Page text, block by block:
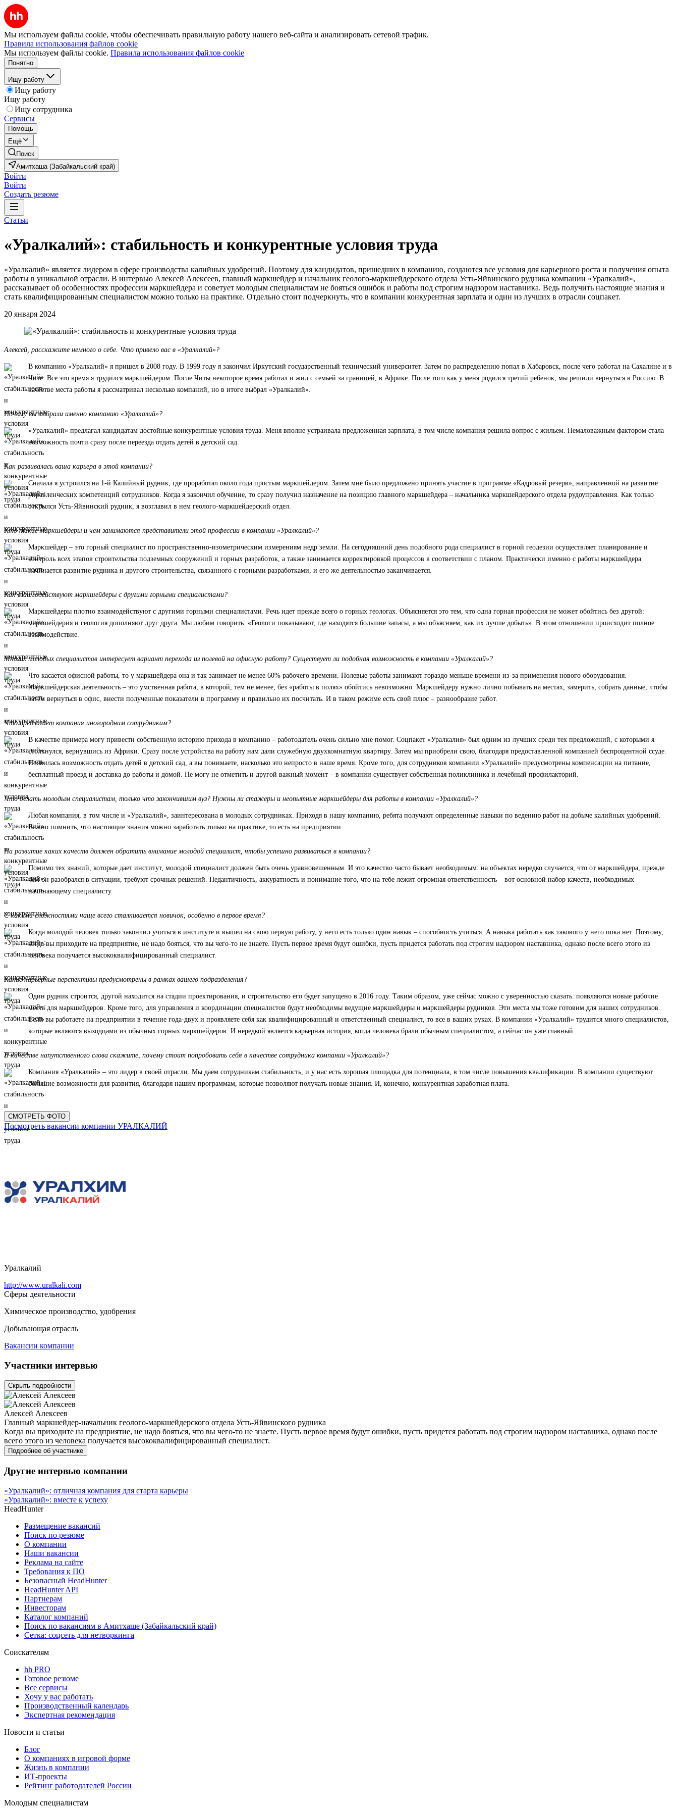
Мы используем файлы cookie, чтобы обеспечивать правильную работу нашего веб-сайта и анализировать сетевой трафик.
Правила использования файлов cookie
Мы используем файлы cookie. Правила использования файлов cookie
Понятно
Ищу работу
Ищу работу
Ищу работу
Ищу сотрудника
Сервисы
Помощь
Ещё
Поиск
Амитхаша (Забайкальский край)
Войти
Войти
Создать резюме
Статьи
«Уралкалий»: стабильность и конкурентные условия труда
«Уралкалий» является лидером в сфере производства калийных удобрений. Поэтому для кандидатов, пришедших в компанию, создаются все условия для карьерного роста и получения опыта
работы в уникальной отрасли. В интервью Алексей Алексеев, главный маркшейдер и начальник геолого-маркшейдерского отдела Усть-Яйвинского рудника компании «Уралкалий»,
рассказывает об особенностях профессии маркшейдера и советует молодым специалистам не бояться ошибок и работы под строгим надзором наставника. Ведь получить настоящие знания и
стать квалифицированным специалистом можно только на практике. Отдельно стоит подчеркнуть, что в компании конкурентная зарплата и один из лучших в отрасли соцпакет.
20 января 2024
Алексей, расскажите немного о себе. Что привело вас в «Уралкалий»?
В компанию «Уралкалий» я пришел в 2008 году. В 1999 году я закончил Иркутский государственный технический университет. Затем по распределению попал в Хабаровск, после чего работал на Сахалине и в
Чите. Все это время я трудился маркшейдером. После Читы некоторое время работал и жил с семьей за границей, в Африке. После того как у меня родился третий ребенок, мы решили вернуться в Россию. В
качестве места работы я рассматривал несколько компаний, но в итоге выбрал «Уралкалий».
Почему вы выбрали именно компанию «Уралкалий»?
«Уралкалий» предлагал кандидатам достойные конкурентные условия труда. Меня вполне устраивала предложенная зарплата, в том числе компания решила вопрос с жильем. Немаловажным фактором стала
возможность почти сразу после переезда отдать детей в детский сад.
Как развивалась ваша карьера в этой компании?
Сначала я устроился на 1-й Калийный рудник, где проработал около года простым маркшейдером. Затем мне было предложено принять участие в программе «Кадровый резерв», направленной на развитие
управленческих компетенций сотрудников. Когда я закончил обучение, то сразу получил назначение на позицию главного маркшейдера – начальника маркшейдерского отдела рудоуправления. Как только
открылся Усть-Яйвинский рудник, я возглавил в нем геолого-маркшейдерский отдел.
Кто такие маркшейдеры и чем занимаются представители этой профессии в компании «Уралкалий»?
Маркшейдер – это горный специалист по пространственно-изометрическим измерениям недр земли. На сегодняшний день подобного рода специалист в горной геодезии осуществляет планирование и
контроль всех этапов строительства подземных сооружений и горных разработок, а также занимается корректировкой процессов в соответствии с планом. Практически именно с работы маркшейдера
начинается развитие рудника и другого строительства, связанного с горными разработками, и его же деятельностью заканчивается.
Как взаимодействуют маркшейдеры с другими горными специалистами?
Маркшейдеры плотно взаимодействуют с другими горными специалистами. Речь идет прежде всего о горных геологах. Объясняется это тем, что одна горная профессия не может обойтись без другой:
маркшейдерия и геология дополняют друг друга. Мы любим говорить: «Геологи показывают, где находятся большие запасы, а мы объясняем, как их лучше добыть». В этом отношении происходит полное
взаимодействие.
Многих молодых специалистов интересует вариант перехода из полевой на офисную работу? Существует ли подобная возможность в компании «Уралкалий»?
Что касается офисной работы, то у маркшейдера она и так занимает не менее 60% рабочего времени. Полевые работы занимают гораздо меньше времени из-за применения нового оборудования.
Маркшейдерская деятельность – это умственная работа, в которой, тем не менее, без «работы в полях» обойтись невозможно. Маркшейдеру нужно лично побывать на местах, замерить, собрать данные, чтобы
затем вернуться в офис, внести полученные показатели в программу и правильно их посчитать. И в таком режиме есть свой плюс – разнообразие работ.
Что предлагает компания иногородним сотрудникам?
В качестве примера могу привести собственную историю прихода в компанию – работодатель очень сильно мне помог. Соцпакет «Уралкалия» был одним из лучших среди тех предложений, с которыми я
столкнулся, вернувшись из Африки. Сразу после устройства на работу нам дали служебную двухкомнатную квартиру. Затем мы приобрели свою, благодаря предоставленной компанией беспроцентной ссуде.
Появилась возможность отдать детей в детский сад, а вы понимаете, насколько это непросто в наше время. Кроме того, для сотрудников компании «Уралкалий» предусмотрены компенсации на питание,
бесплатный проезд и доставка до работы и домой. Не могу не отметить и другой важный момент – в компании существует собственная поликлиника и лечебный профилакторий.
Что делать молодым специалистам, только что закончившим вуз? Нужны ли стажеры и неопытные маркшейдеры для работы в компании «Уралкалий»?
Любая компания, в том числе и «Уралкалий», заинтересована в молодых сотрудниках. Приходя в нашу компанию, ребята получают определенные навыки по ведению работ на добыче калийных удобрений.
Важно помнить, что настоящие знания можно заработать только на практике, то есть на предприятии.
На развитие каких качеств должен обратить внимание молодой специалист, чтобы успешно развиваться в компании?
Помимо тех знаний, которые дает институт, молодой специалист должен быть очень уравновешенным. И это качество часто бывает необходимым: на объектах нередко случается, что от маркшейдера, прежде
чем он разобрался в ситуации, требуют срочных решений. Педантичность, аккуратность и понимание того, что на тебе лежит огромная ответственность – вот основной набор качеств, необходимых
начинающему специалисту.
С какими сложностями чаще всего сталкивается новичок, особенно в первое время?
Когда молодой человек только закончил учиться в институте и вышел на свою первую работу, у него есть только один навык – способность учиться. А навыка работать как такового у него пока нет. Поэтому,
когда вы приходите на предприятие, не надо бояться, что вы чего-то не знаете. Пусть первое время будут ошибки, пусть придется работать под строгим надзором наставника, однако после всего этого из
человека получается высококвалифицированный специалист.
Какие карьерные перспективы предусмотрены в рамках вашего подразделения?
Один рудник строится, другой находится на стадии проектирования, и строительство его будет запущено в 2016 году. Таким образом, уже сейчас можно с уверенностью сказать: появляются новые рабочие
места для маркшейдеров. Кроме того, для управления и координации специалистов будут необходимы ведущие маркшейдеры и маркшейдеры рудников. Эти места мы тоже готовим для наших сотрудников.
Если вы работаете на предприятии в течение года-двух и проявляете себя как квалифицированный и ответственный специалист, то все в ваших руках. В компании «Уралкалий» трудится много специалистов,
которые являются выходцами из обычных горных маркшейдеров. И нередкой является карьерная история, когда человека брали обычным специалистом, а сейчас он уже главный.
В качестве напутственного слова скажите, почему стоит попробовать себя в качестве сотрудника компании «Уралкалий»?
Компания «Уралкалий» – это лидер в своей отрасли. Мы даем сотрудникам стабильность, и у нас есть хорошая площадка для потенциала, в том числе повышения квалификации. В компании существуют
большие возможности для развития, благодаря нашим программам, которые позволяют получать новые знания. И, конечно, конкурентная заработная плата.
СМОТРЕТЬ ФОТО
Посмотреть вакансии компании УРАЛКАЛИЙ
Уралкалий
http://www.uralkali.com
Сферы деятельности
Химическое производство, удобрения
Добывающая отрасль
Вакансии компании
Участники интервью
Скрыть подробности
Алексей Алексеев
Главный маркшейдер-начальник геолого-маркшейдерского отдела Усть-Яйвинского рудника
Когда вы приходите на предприятие, не надо бояться, что вы чего-то не знаете. Пусть первое время будут ошибки, пусть придется работать под строгим надзором наставника, однако после
всего этого из человека получается высококвалифицированный специалист.
Подробнее об участнике
Другие интервью компании
«Уралкалий»: отличная компания для старта карьеры
«Уралкалий»: вместе к успеху
HeadHunter
Размещение вакансий
Поиск по резюме
О компании
Наши вакансии
Реклама на сайте
Требования к ПО
Безопасный HeadHunter
HeadHunter API
Партнерам
Инвесторам
Каталог компаний
Поиск по вакансиям в Амитхаше (Забайкальский край)
Сетка: соцсеть для нетворкинга
Соискателям
hh PRO
Готовое резюме
Все сервисы
Хочу у вас работать
Производственный календарь
Экспертная рекомендация
Новости и статьи
Блог
О компаниях в игровой форме
Жизнь в компании
ИТ-проекты
Рейтинг работодателей России
Молодым специалистам